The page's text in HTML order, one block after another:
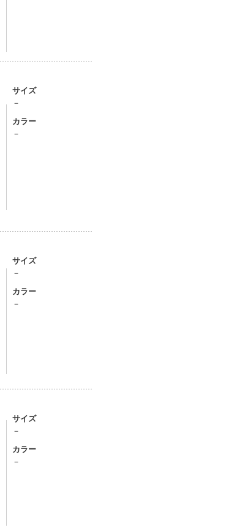
サイズ
－
カラー
－
サイズ
－
カラー
－
サイズ
－
カラー
－